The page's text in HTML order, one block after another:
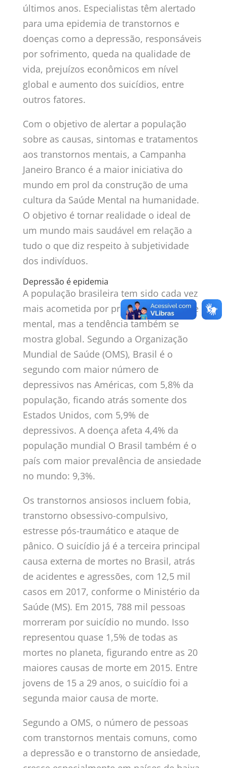
últimos anos. Especialistas têm alertado
para uma epidemia de transtornos e
doenças como a depressão, responsáveis
por sofrimento, queda na qualidade de
vida, prejuízos econômicos em nível
global e aumento dos suicídios, entre
outros fatores.
Com o objetivo de alertar a população
sobre as causas, sintomas e tratamentos
aos transtornos mentais, a Campanha
Janeiro Branco é a maior iniciativa do
mundo em prol da construção de uma
cultura da Saúde Mental na humanidade.
O objetivo é tornar realidade o ideal de
um mundo mais saudável em relação a
tudo o que diz respeito à subjetividade
dos indivíduos.
Depressão é epidemia
A população brasileira tem sido cada vez
mais acometida por problemas de saúde
mental, mas a tendência também se
mostra global. Segundo a Organização
Mundial de Saúde (OMS), Brasil é o
segundo com maior número de
depressivos nas Américas, com 5,8% da
população, ficando atrás somente dos
Estados Unidos, com 5,9% de
depressivos. A doença afeta 4,4% da
população mundial O Brasil também é o
país com maior prevalência de ansiedade
no mundo: 9,3%.
Os transtornos ansiosos incluem fobia,
transtorno obsessivo-compulsivo,
estresse pós-traumático e ataque de
pânico. O suicídio já é a terceira principal
causa externa de mortes no Brasil, atrás
de acidentes e agressões, com 12,5 mil
casos em 2017, conforme o Ministério da
Saúde (MS). Em 2015, 788 mil pessoas
morreram por suicídio no mundo. Isso
representou quase 1,5% de todas as
mortes no planeta, figurando entre as 20
maiores causas de morte em 2015. Entre
jovens de 15 a 29 anos, o suicídio foi a
segunda maior causa de morte.
Segundo a OMS, o número de pessoas
com transtornos mentais comuns, como
a depressão e o transtorno de ansiedade,